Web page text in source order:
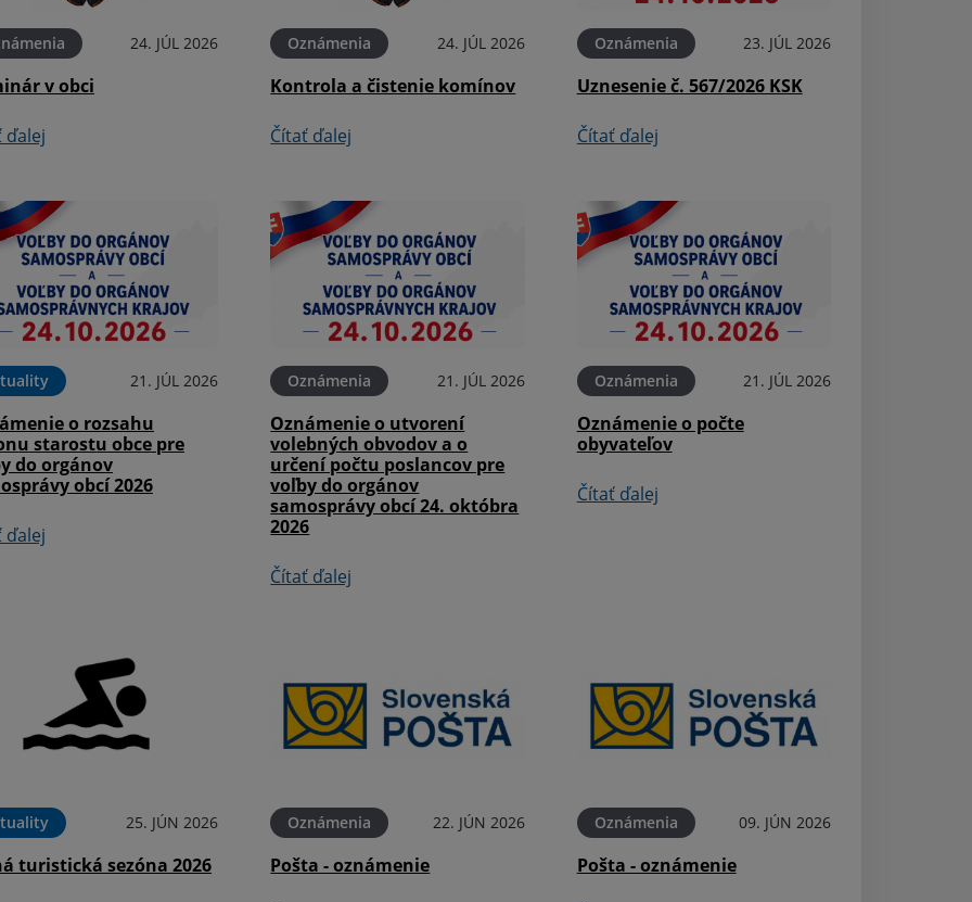
24. JÚL 2026
v obci
ďalej
Oznámenia 24. JÚL 2026
Kontrola a čistenie komínov
Čítať ďalej
Oznámenia 23. JÚL 2026
Uznesenie č. 567/2026 KSK
Čítať ďalej
21. JÚL 2026
o rozsahu
starostu obce pre
do orgánov
obcí 2026
ďalej
Oznámenia 21. JÚL 2026
Oznámenie o utvorení
volebných obvodov a o
určení počtu poslancov pre
voľby do orgánov
samosprávy obcí 24. októbra
2026
Čítať ďalej
Oznámenia 21. JÚL 2026
Oznámenie o počte
obyvateľov
Čítať ďalej
25. JÚN 2026
turistická sezóna 2026
Oznámenia 22. JÚN 2026
Pošta - oznámenie
Oznámenia 09. JÚN 2026
Pošta - oznámenie